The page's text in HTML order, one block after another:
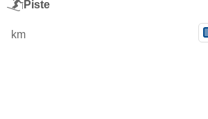
Piste
km